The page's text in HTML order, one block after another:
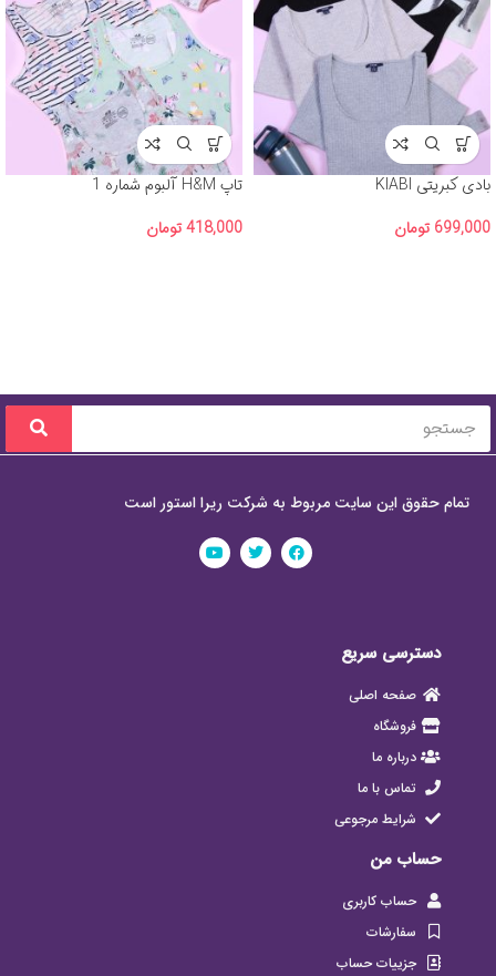
بادی کبریتی KIABI
699,000 تومان
تاپ H&M آلبوم شماره 1
418,000تومان
تمام حقوق این سایت مربوط به شرکت ریرا استور است
دسترسی سریع
صفحه اصلی
فروشگاه
درباره ما
تماس با ما
شرایط مرجوعی
حساب من
حساب کاربری
سفارشات
جزییات حساب